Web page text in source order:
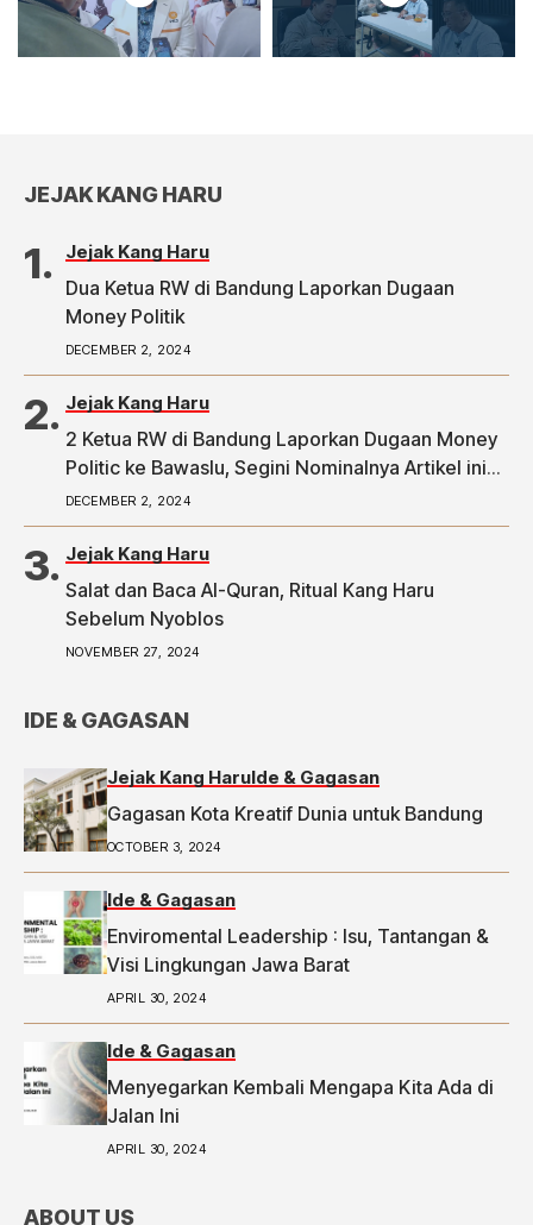
JEJAK KANG HARU
Jejak Kang Haru
Dua Ketua RW di Bandung Laporkan Dugaan
Money Politik
DECEMBER 2, 2024
Jejak Kang Haru
2 Ketua RW di Bandung Laporkan Dugaan Money
Politic ke Bawaslu, Segini Nominalnya Artikel ini
telah tayang di Tribunpriangan.com dengan judul
2 Ketua RW di Bandung Laporkan Dugaan Money
Politic ke Bawaslu, Segini Nominalnya,
https://priangan.tribunnews.com/2024/11/30/2-
ketua-rw-di-bandung-laporkan-dugaan-money-
DECEMBER 2, 2024
Jejak Kang Haru
Salat dan Baca Al-Quran, Ritual Kang Haru
Sebelum Nyoblos
NOVEMBER 27, 2024
IDE & GAGASAN
Jejak Kang HaruIde & Gagasan
Gagasan Kota Kreatif Dunia untuk Bandung
OCTOBER 3, 2024
Ide & Gagasan
Enviromental Leadership : Isu, Tantangan &
Visi Lingkungan Jawa Barat
APRIL 30, 2024
Ide & Gagasan
Menyegarkan Kembali Mengapa Kita Ada di
Jalan Ini
APRIL 30, 2024
ABOUT US